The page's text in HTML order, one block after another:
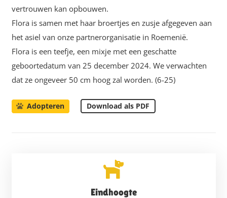
vertrouwen kan opbouwen.
Flora is samen met haar broertjes en zusje afgegeven aan
het asiel van onze partnerorganisatie in Roemenië.
Flora is een teefje, een mixje met een geschatte
geboortedatum van 25 december 2024. We verwachten
dat ze ongeveer 50 cm hoog zal worden. (6-25)
Adopteren Download als PDF
Eindhoogte